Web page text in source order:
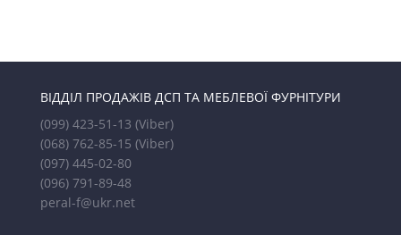
ВІДДІЛ ПРОДАЖІВ ДСП ТА МЕБЛЕВОЇ ФУРНІТУРИ
(099) 423-51-13 (Viber)
(068) 762-85-15 (Viber)
(097) 445-02-80
(096) 791-89-48
peral-f@ukr.net